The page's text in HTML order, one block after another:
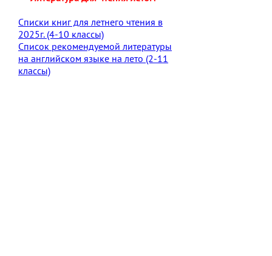
Списки книг для летнего чтения в
2025г. (4-10 классы)
Список рекомендуемой литературы
на английском языке на лето (2-11
классы)